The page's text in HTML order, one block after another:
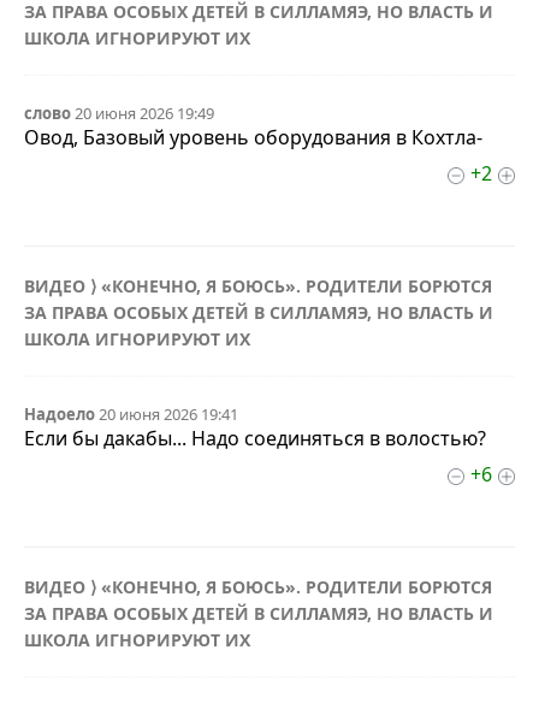
ЗА ПРАВА ОСОБЫХ ДЕТЕЙ В СИЛЛАМЯЭ, НО ВЛАСТЬ И
ШКОЛА ИГНОРИРУЮТ ИХ
слово20 июня 2026 19:49
Овод, Базовый уровень оборудования в Кохтла-
+2
ВИДЕО ⟩ «КОНЕЧНО, Я БОЮСЬ». РОДИТЕЛИ БОРЮТСЯ
ЗА ПРАВА ОСОБЫХ ДЕТЕЙ В СИЛЛАМЯЭ, НО ВЛАСТЬ И
ШКОЛА ИГНОРИРУЮТ ИХ
Надоело20 июня 2026 19:41
Если бы дакабы... Надо соединяться в волостью?
+6
ВИДЕО ⟩ «КОНЕЧНО, Я БОЮСЬ». РОДИТЕЛИ БОРЮТСЯ
ЗА ПРАВА ОСОБЫХ ДЕТЕЙ В СИЛЛАМЯЭ, НО ВЛАСТЬ И
ШКОЛА ИГНОРИРУЮТ ИХ